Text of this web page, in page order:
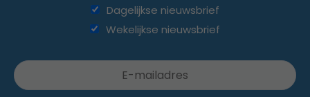
Dagelijkse nieuwsbrief
Wekelijkse nieuwsbrief